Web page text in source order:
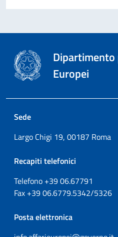
Europei
Sede
Largo Chigi 19, 00187 Roma
Recapiti telefonici
Telefono +3906.67791
Fax +3906.6779.5342/5326
Posta elettronica